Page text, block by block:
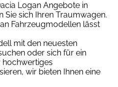
Logan Angebote in
sich Ihren Traumwagen.
Fahrzeugmodellen lässt
mit den neuesten
oder sich für ein
hochwertiges
wir bieten Ihnen eine